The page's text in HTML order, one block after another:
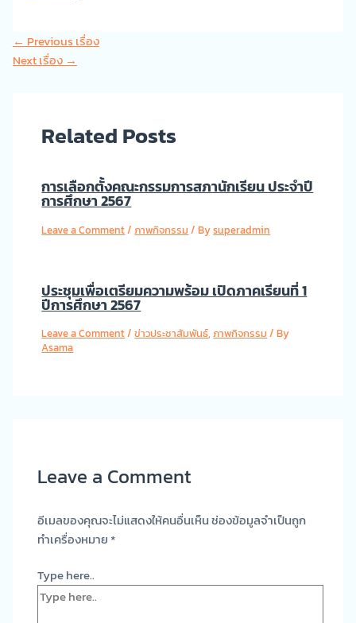
← Previous เรื่อง
Next เรื่อง →
Related Posts
การเลือกตั้งคณะกรรมการสภานักเรียน ประจำปี
การศึกษา 2567
Leave a Comment/ภาพกิจกรรม / Bysuperadmin
ประชุมเพื่อเตรียมความพร้อม เปิดภาคเรียนที่ 1
ปีการศึกษา 2567
Leave a Comment/ข่าวประชาสัมพันธ์,ภาพกิจกรรม / By
Asama
Leave a Comment
อีเมลของคุณจะไม่แสดงให้คนอื่นเห็นช่องข้อมูลจำเป็นถูก
ทำเครื่องหมาย*
Type here..